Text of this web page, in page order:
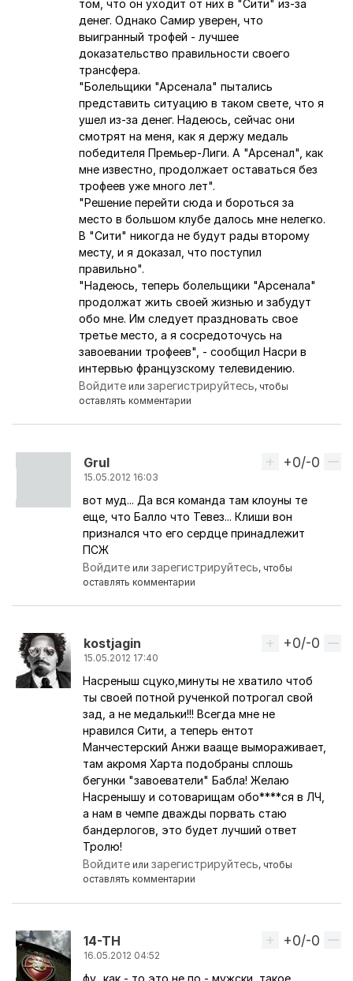
том, что он уходит от них в "Сити" из-за
денег. Однако Самир уверен, что
выигранный трофей - лучшее
доказательство правильности своего
трансфера.
"Болельщики "Арсенала" пытались
представить ситуацию в таком свете, что я
ушел из-за денег. Надеюсь, сейчас они
смотрят на меня, как я держу медаль
победителя Премьер-Лиги. А "Арсенал", как
мне известно, продолжает оставаться без
трофеев уже много лет".
"Решение перейти сюда и бороться за
место в большом клубе далось мне нелегко.
В "Сити" никогда не будут рады второму
месту, и я доказал, что поступил
правильно".
"Надеюсь, теперь болельщики "Арсенала"
продолжат жить своей жизнью и забудут
обо мне. Им следует праздновать свое
третье место, а я сосредоточусь на
завоевании трофеев", - сообщил Насри в
интервью французскому телевидению.
Войдите илизарегистрируйтесь, чтобы
оставлять комментарии
Grul
15.05.2012 16:03
Ответ на комментарий пользователя artars
Вверх
+0/-0
вот муд... Да вся команда там клоуны те
еще, что Балло что Тевез... Клиши вон
признался что его сердце принадлежит
ПСЖ
Войдите илизарегистрируйтесь, чтобы
оставлять комментарии
kostjagin
15.05.2012 17:40
Ответ на комментарий пользователяartars
Вверх
+0/-0
Насреныш сцуко,минуты не хватило чтоб
ты своей потной рученкой потрогал свой
зад, а не медальки!!! Всегда мне не
нравился Сити, а теперь ентот
Манчестерский Анжи вааще вымораживает,
там акромя Харта подобраны сплошь
бегунки "завоеватели" Бабла! Желаю
Насренышу и сотоварищам обо****ся в ЛЧ,
а нам в чемпе дважды порвать стаю
бандерлогов, это будет лучший ответ
Тролю!
Войдите илизарегистрируйтесь, чтобы
оставлять комментарии
14-TH
16.05.2012 04:52
Вверх
+0/-0
фу.. как - то это не по - мужски, такое